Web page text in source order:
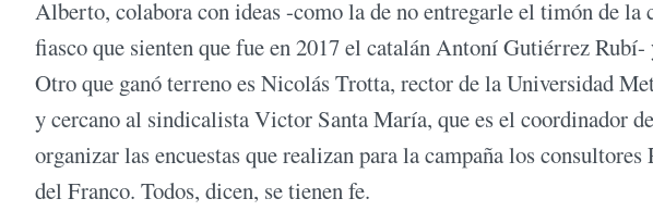
Alberto, colabora con ideas -como la de no entregarle el timón de la
fiasco que sienten que fue en 2017 el catalán Antoní Gutiérrez
Otro que ganó terreno es Nicolás Trotta, rector de la Universidad
y cercano al sindicalista Victor Santa María, que es el coordinador
organizar las encuestas que realizan para la campaña los
del Franco. Todos, dicen, se tienen fe.